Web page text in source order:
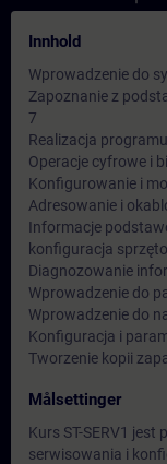
Innhold
Wprowadzenie do
Zapoznanie z
7
Realizacja
Operacje cyfrowe i
Konfigurowanie i
Adresowanie i
Informacje
konfiguracja
Diagnozowanie
Wprowadzenie do
Wprowadzenie do
Konfiguracja i
Tworzenie kopii
Målsettinger
Kurs ST-SERV1
serwisowania i